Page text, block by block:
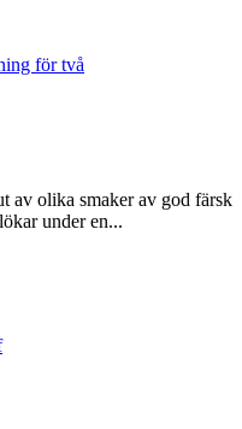
av olika smaker av god färsk
under en...